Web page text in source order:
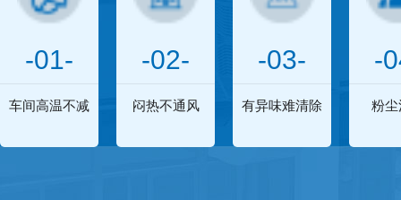
-01-
车间高温不减
-02-
闷热不通风
-03-
有异味难清除
-
粉尘